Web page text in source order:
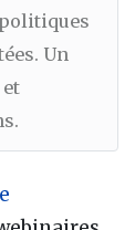
Un